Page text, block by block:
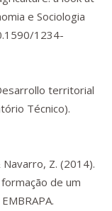
e Sociologia
1234-
territorial
Técnico).
Navarro, Z. (2014).
de um